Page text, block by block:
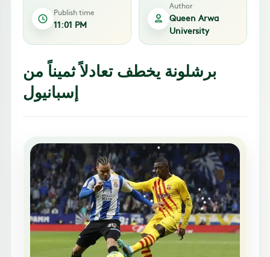
Publish time
11:01 PM
Author
Queen Arwa
University
برشلونة يخطف تعادلاً ثميناً من
إسبانيول